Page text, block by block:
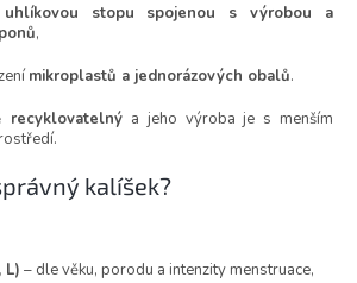
uhlíkovou stopu spojenou s výrobou a
,
mikroplastů a jednorázových obalů.
recyklovatelný a jeho výroba je s menším
kalíšek?
L) – dle věku, porodu a intenzity menstruace,